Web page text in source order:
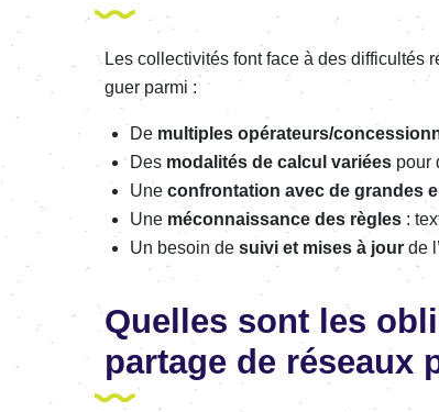
Les collec­ti­vi­tés font face à des
guer parmi :
De multiples opéra­teurs/
Des moda­li­tés de calcul variéespour
Une confron­ta­tion avec de grandes
Une mécon­nais­sance des règles :
Un besoin de suivi et mises à jour de
Quelles sont les
partage de réseaux